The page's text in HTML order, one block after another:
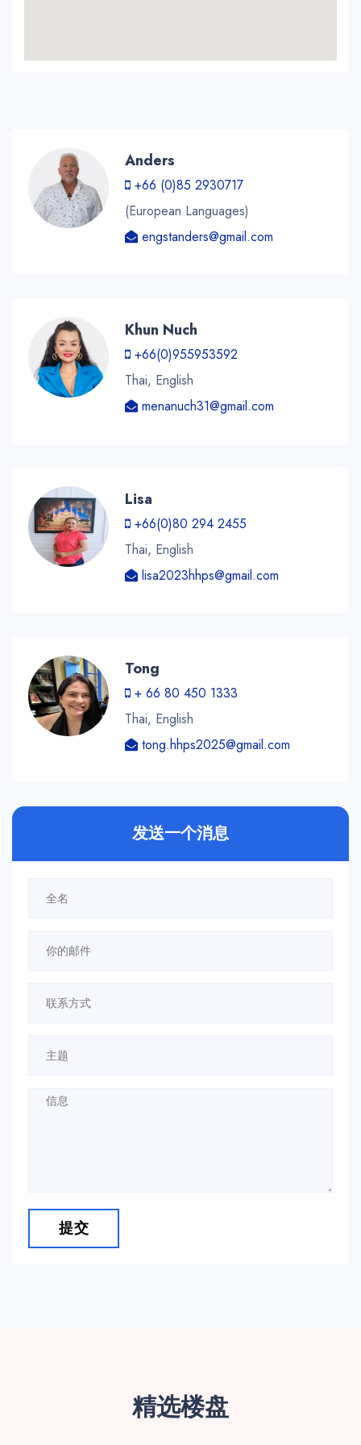
Anders
+66 (0)85 2930717
(European Languages)
engstanders@gmail.com
Khun Nuch
+66(0)955953592
Thai, English
menanuch31@gmail.com
Lisa
+66(0)80 294 2455
Thai, English
lisa2023hhps@gmail.com
Tong
+ 66 80 450 1333
Thai, English
tong.hhps2025@gmail.com
发送一个消息
提交
精选楼盘